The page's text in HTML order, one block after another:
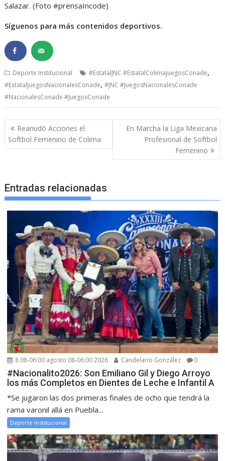
Salazar. (Foto #prensaIncode)
Síguenos para más contenidos deportivos.
Deporte Institucional #EstatalJNC #EstatalColimaJuegosConade,
#EstatalJuegosNacionalesConade,#JNC #JuegosNacionalesConade
#NacionalesConade #JuegosConade
Navegación
de
entradas
Reanudó Acciones el
Softbol Femenino de Colima
En Marcha la Liga Mexicana
Profesional de Softbol
Femenino
Entradas relacionadas
8 08-06:00 agosto 08-06:00 2026 Candelario González 0
#Nacionalito2026: Son Emiliano Gil y Diego Arroyo
los más Completos en Dientes de Leche e Infantil A
*Se jugaron las dos primeras finales de ocho que tendrá la
rama varonil allá en Puebla...
Deporte Institucional